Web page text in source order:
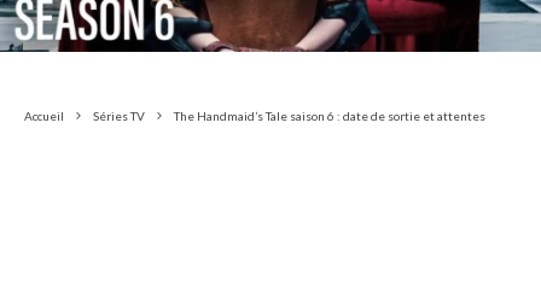
Accueil Séries TV The Handmaid’s Tale saison 6 : date de sortie et attentes